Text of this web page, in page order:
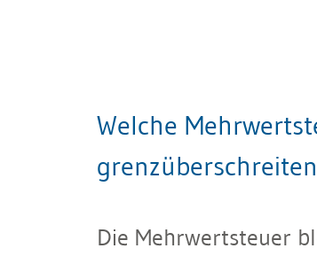
Welche
Die Mehrwertsteuer